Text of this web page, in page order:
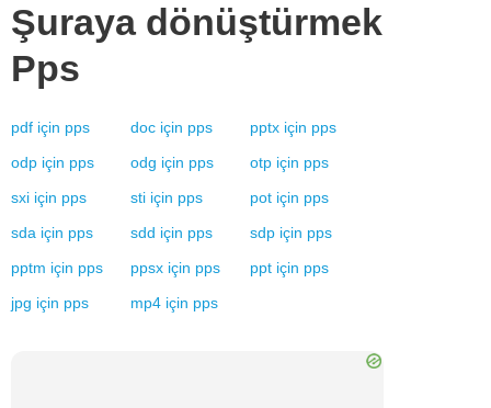
Şuraya dönüştürmek
Pps
pdf için pps doc için pps pptx için pps
odp için pps odg için pps otp için pps
sxi için pps sti için pps pot için pps
sda için pps sdd için pps sdp için pps
pptm için pps ppsx için pps ppt için pps
jpg için pps mp4 için pps